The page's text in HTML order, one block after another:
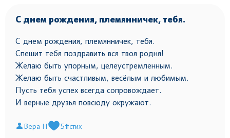
С днем рождения, племянничек, тебя.
С днем рождения, племянничек, тебя.
Спешит тебя поздравить вся твоя родня!
Желаю быть упорным, целеустремленным.
Желаю быть счастливым, весёлым и любимым.
Пусть тебя успех всегда сопровождает.
И верные друзья повсюду окружают.
Вера Н 5#стих